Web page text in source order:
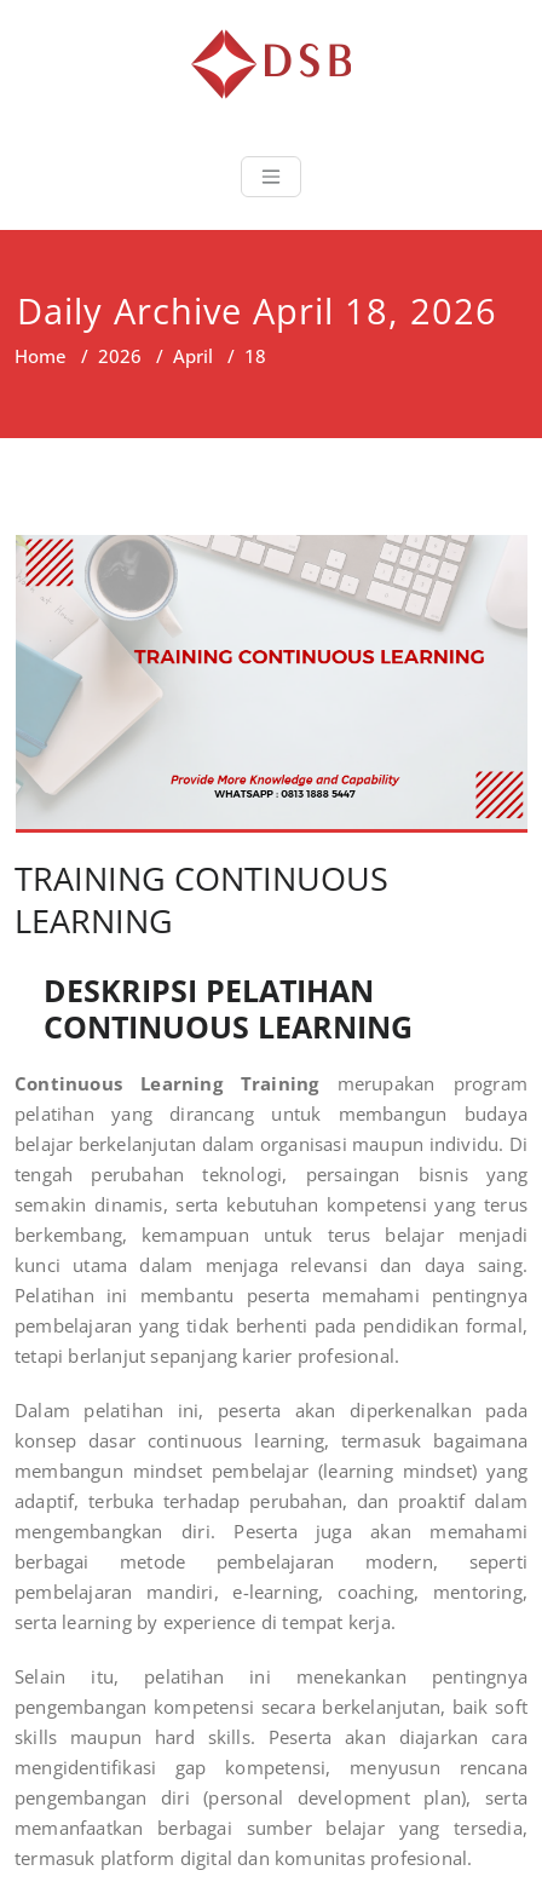
Diorama
Daily Archive April 18, 2026
Home / 2026 / April / 18
TRAINING CONTINUOUS
LEARNING
DESKRIPSI PELATIHAN
CONTINUOUS LEARNING
Continuous Learning Trainingmerupakan program
pelatihan yang dirancang untuk membangun budaya
belajar berkelanjutan dalam organisasi maupun individu. Di
tengah perubahan teknologi, persaingan bisnis yang
semakin dinamis, serta kebutuhan kompetensi yang terus
berkembang, kemampuan untuk terus belajar menjadi
kunci utama dalam menjaga relevansi dan daya saing.
Pelatihan ini membantu peserta memahami pentingnya
pembelajaran yang tidak berhenti pada pendidikan formal,
tetapi berlanjut sepanjang karier profesional.
Dalam pelatihan ini, peserta akan diperkenalkan pada
konsep dasar continuous learning, termasuk bagaimana
membangun mindset pembelajar (learning mindset) yang
adaptif, terbuka terhadap perubahan, dan proaktif dalam
mengembangkan diri. Peserta juga akan memahami
berbagai metode pembelajaran modern, seperti
pembelajaran mandiri, e-learning, coaching, mentoring,
serta learning by experience di tempat kerja.
Selain itu, pelatihan ini menekankan pentingnya
pengembangan kompetensi secara berkelanjutan, baik soft
skills maupun hard skills. Peserta akan diajarkan cara
mengidentifikasi gap kompetensi, menyusun rencana
pengembangan diri (personal development plan), serta
memanfaatkan berbagai sumber belajar yang tersedia,
termasuk platform digital dan komunitas profesional.